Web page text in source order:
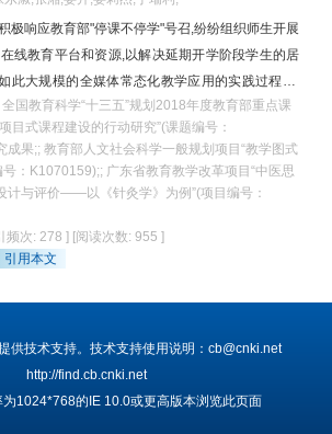
极响应教育部"停课不停学"号召,纷纷组织师生开展
线教育平台和资源,以解决延期开学阶段学生的居
此大规模的全媒体常态化教学应用的实践过程中,
"网络基础条件研判不足""学生参与性和持续性不
效利用""教学和管理策略落后"等。本刊特征集了
相关教学实践案例,进行初期的实践经验分享和交
应用、教学指导策略、居家学习生态构建、推动
障工作、促进区域和学校教育整体发展等方面提供
国教育科学“十三五”规划2018年度教育部重点课
目式课程建设的行动研究”(课题编号：
成果;; 教育部人文社会科学一般规划项目“教学图式
：K1070159);; 广东省教育教学改革项目“中医思
计与评价——以《针灸学》为例”(项目编号：
频次: 278 ] [阅读次数: 955 ]
引用本文
供技术支持。技术支持使用说明：cb@cnki.net
http://find.cb.cnki.net
1024*768的IE 10.0或更高版本浏览此页面